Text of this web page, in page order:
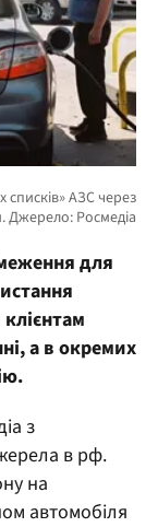
для
а в окремих
з
в рф.
на
автомобіля